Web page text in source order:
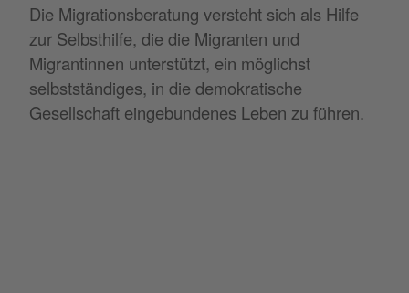
Die Migrationsberatung versteht sich als Hilfe
zur Selbsthilfe, die die Migranten und
Migrantinnen unterstützt, ein möglichst
selbstständiges, in die demokratische
Gesellschaft eingebundenes Leben zu führen.